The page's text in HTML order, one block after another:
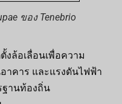
ของ Tenebrio
ล้อเลื่อนเพื่อความ
าคาร และแรงดันไฟฟ้า
ฐานท้องถิ่น